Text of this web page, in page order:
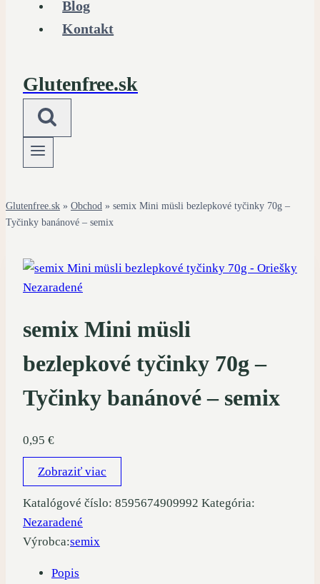
Blog
Kontakt
Glutenfree.sk
Glutenfree.sk » Obchod » semix Mini müsli bezlepkové tyčinky 70g –
Tyčinky banánové – semix
Nezaradené
semix Mini müsli
bezlepkové tyčinky 70g –
Tyčinky banánové – semix
0,95 €
Zobraziť viac
Katalógové číslo: 8595674909992 Kategória:
Nezaradené
Výrobca:semix
Popis